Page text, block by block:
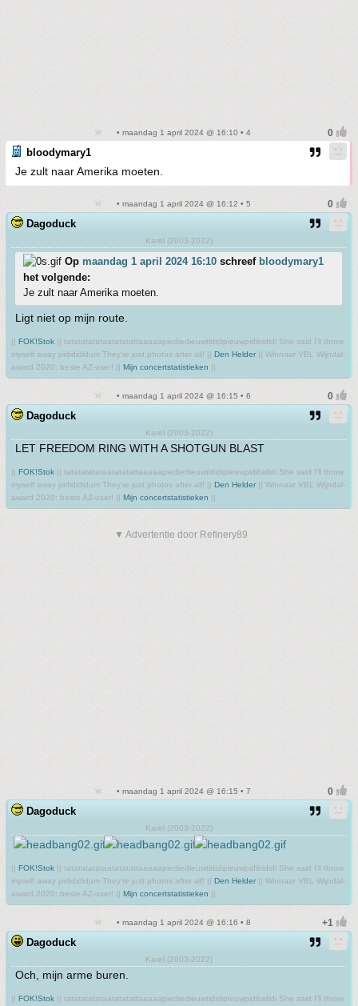
• maandag 1 april 2024 @ 16:10 • 4
bloodymary1
Je zult naar Amerika moeten.
• maandag 1 april 2024 @ 16:12 • 5
Dagoduck
Karel (2003-2022)
Op maandag 1 april 2024 16:10 schreef bloodymary1
het volgende:
Je zult naar Amerika moeten.
Ligt niet op mijn route.
|| FOK!Stok || tatatatatataatatatattaaaaapiediedieuwtididipieuwpidibididi She said I'll throw
myself away pididididum They're just photos after all! || Den Helder || Winnaar VBL Wijndal-
award 2020: beste AZ-user! || Mijn concertstatistieken ||
• maandag 1 april 2024 @ 16:15 • 6
Dagoduck
Karel (2003-2022)
LET FREEDOM RING WITH A SHOTGUN BLAST
|| FOK!Stok || tatatatatataatatatattaaaaapiediedieuwtididipieuwpidibididi She said I'll throw
myself away pididididum They're just photos after all! || Den Helder || Winnaar VBL Wijndal-
award 2020: beste AZ-user! || Mijn concertstatistieken ||
▼ Advertentie door Refinery89
• maandag 1 april 2024 @ 16:15 • 7
Dagoduck
Karel (2003-2022)
|| FOK!Stok || tatatatatataatatatattaaaaapiediedieuwtididipieuwpidibididi She said I'll throw
myself away pididididum They're just photos after all! || Den Helder || Winnaar VBL Wijndal-
award 2020: beste AZ-user! || Mijn concertstatistieken ||
• maandag 1 april 2024 @ 16:16 • 8
Dagoduck
Karel (2003-2022)
Och, mijn arme buren.
|| FOK!Stok || tatatatatataatatatattaaaaapiediedieuwtididipieuwpidibididi She said I'll throw